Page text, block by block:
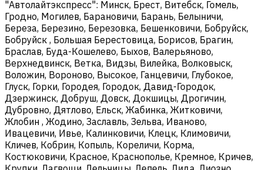
"Автолайтэкспресс": Минск, Брест, Витебск, Гомель,
Гродно, Могилев, Барановичи, Барань, Белыничи,
Береза, Березино, Березовка, Бешенковичи, Бобруйск,
Бобруйск , Большая Берестовица, Борисов, Брагин,
Браслав, Буда-Кошелево, Быхов, Валерьяново,
Верхнедвинск, Ветка, Видзы, Вилейка, Волковыск,
Воложин, Вороново, Высокое, Ганцевичи, Глубокое,
Глуск, Горки, Городея, Городок, Давид-Городок,
Дзержинск, Добруш, Довск, Докшицы, Дрогичин,
Дубровно, Дятлово, Ельск, Жабинка, Житковичи,
Жлобин , Жодино, Заславль, Зельва, Иваново,
Ивацевичи, Ивье, Калинковичи, Клецк, Климовичи,
Кличев, Кобрин, Копыль, Кореличи, Корма,
Костюковичи, Красное, Краснополье, Кремное, Кричев,